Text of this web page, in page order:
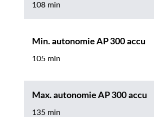
108 min
Min. autonomie AP 300 accu
105 min
Max. autonomie AP 300 accu
135 min